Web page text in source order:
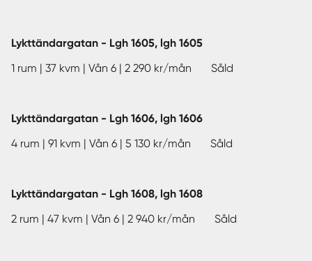
Lykttändargatan - Lgh 1605, lgh 1605
1 rum | 37 kvm | Vån 6 | 2 290 kr/mån Såld
Lykttändargatan - Lgh 1606, lgh 1606
4 rum | 91 kvm | Vån 6 | 5 130 kr/mån Såld
Lykttändargatan - Lgh 1608, lgh 1608
2 rum | 47 kvm | Vån 6 | 2 940 kr/mån Såld